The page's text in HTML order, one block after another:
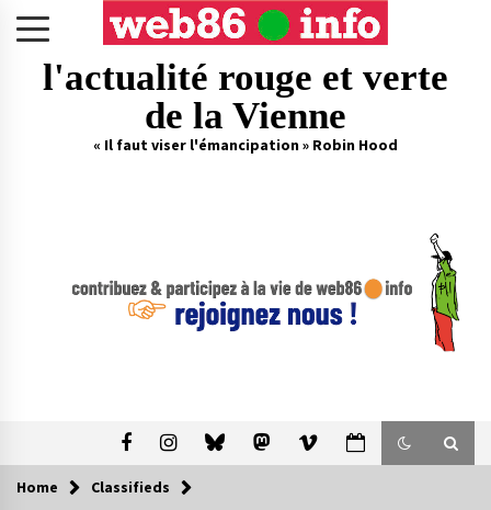
l'actualité rouge et verte
de la Vienne
« Il faut viser l'émancipation » Robin Hood
Home Classifieds